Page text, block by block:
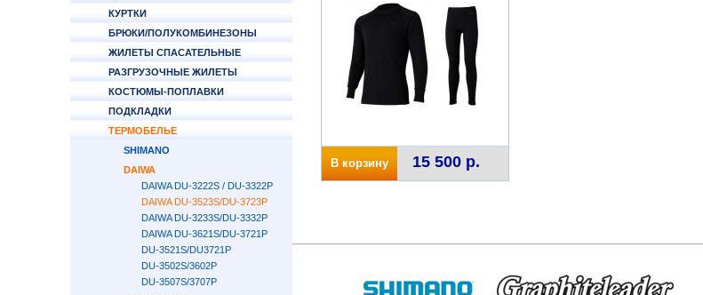
КУРТКИ
БРЮКИ/ПОЛУКОМБИНЕЗОНЫ
ЖИЛЕТЫ СПАСАТЕЛЬНЫЕ
РАЗГРУЗОЧНЫЕ ЖИЛЕТЫ
КОСТЮМЫ-ПОПЛАВКИ
ПОДКЛАДКИ
ТЕРМОБЕЛЬЕ
SHIMANO
DAIWA
DAIWA DU-3222S / DU-3322P
DAIWA DU-3523S/DU-3723P
DAIWA DU-3233S/DU-3332P
DAIWA DU-3621S/DU-3721P
DU-3521S/DU3721P
DU-3502S/3602P
DU-3507S/3707P
В корзину 15 500 р.